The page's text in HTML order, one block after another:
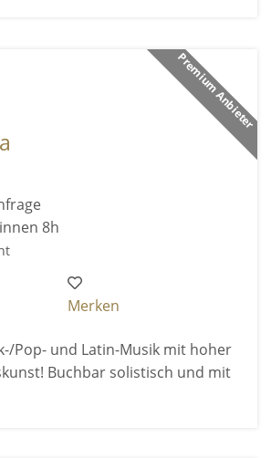
Premium Anbieter
8h
Merken
Pop- und Latin-Musik mit hoher
Buchbar solistisch und mit